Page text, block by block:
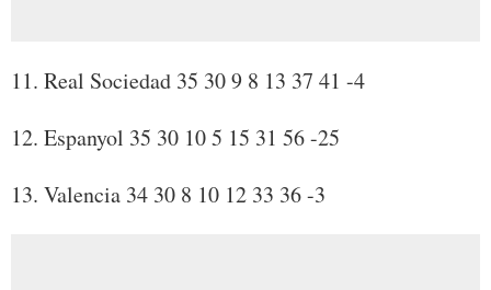
11. Real Sociedad 35 30 9 8 13 37 41 -4
12. Espanyol 35 30 10 5 15 31 56 -25
13. Valencia 34 30 8 10 12 33 36 -3